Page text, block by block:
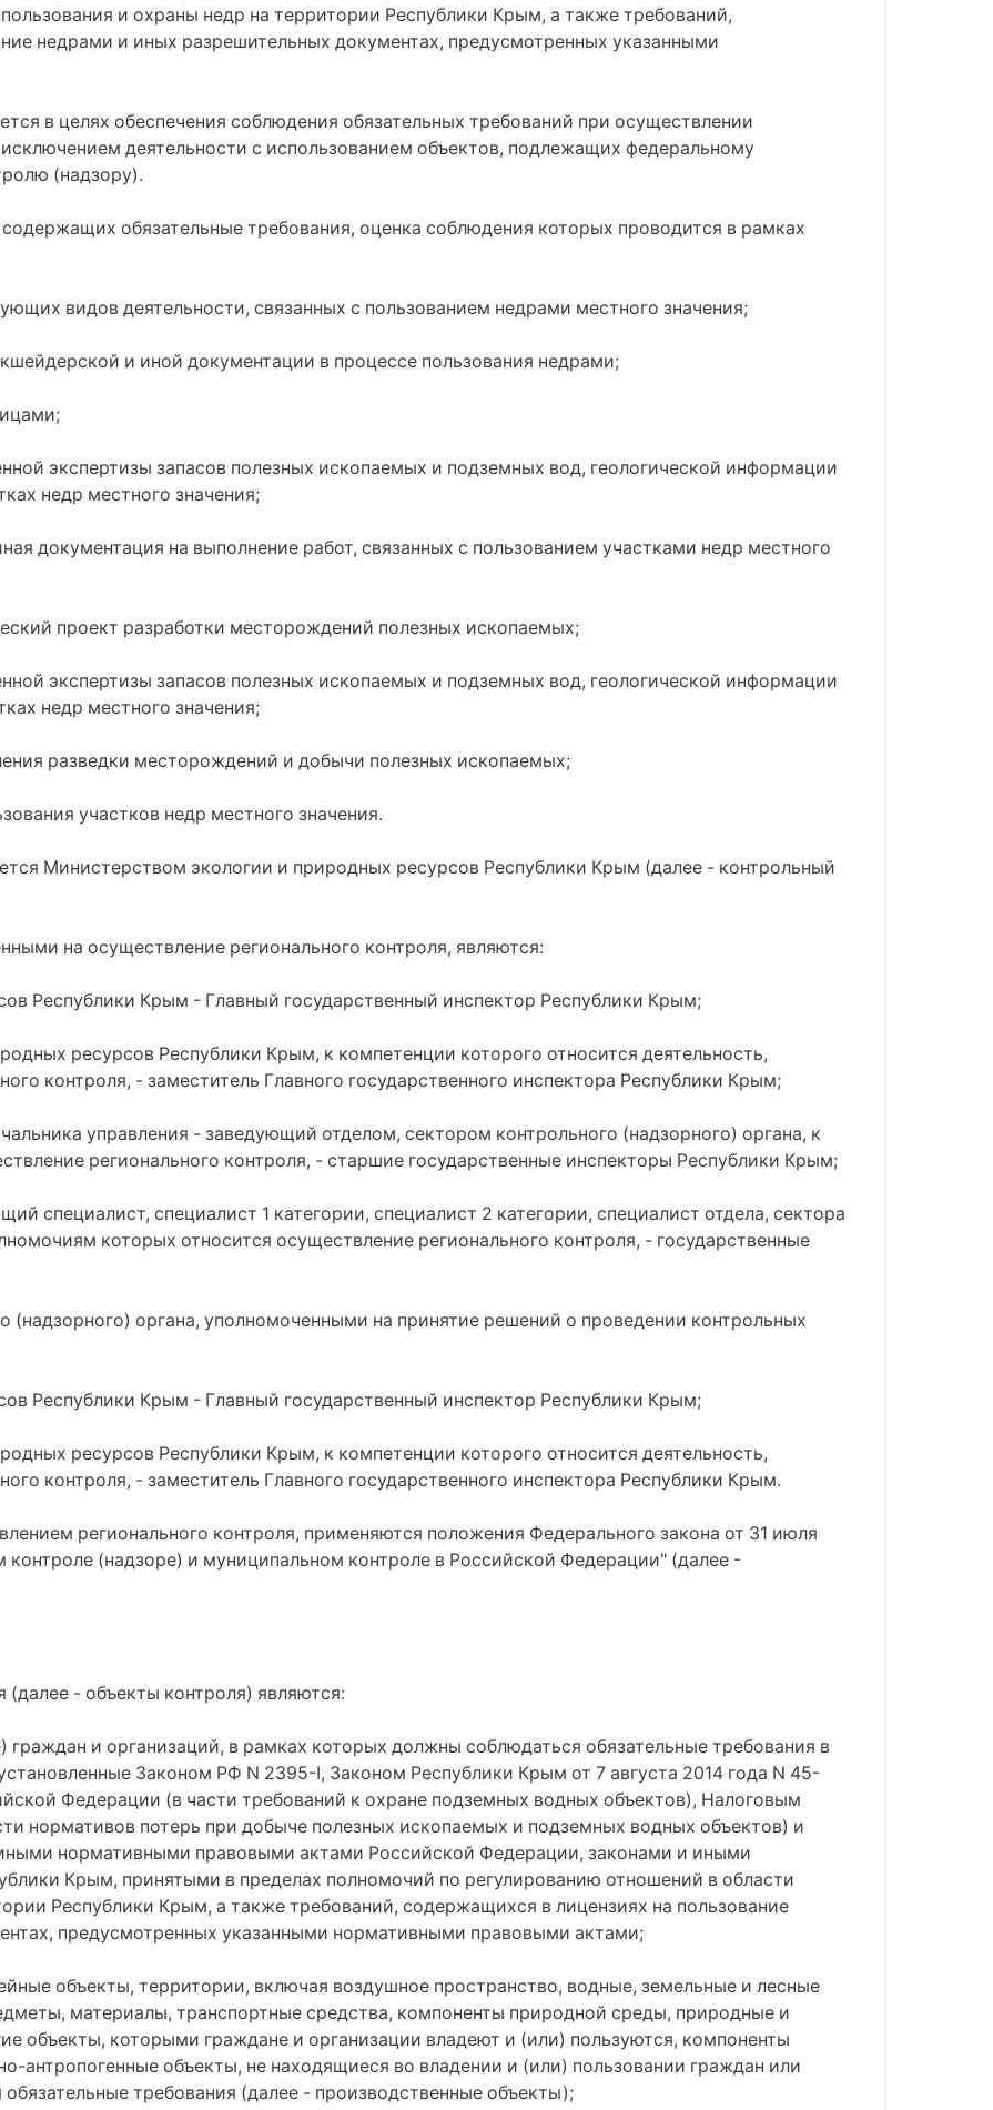
и охраны недр на территории Республики Крым, а также требований,
недрами и иных разрешительных документах, предусмотренных указанными
в целях обеспечения соблюдения обязательных требований при осуществлении
деятельности с использованием объектов, подлежащих федеральному
(надзору).
обязательные требования, оценка соблюдения которых проводится в рамках
видов деятельности, связанных с пользованием недрами местного значения;
и иной документации в процессе пользования недрами;
экспертизы запасов полезных ископаемых и подземных вод, геологической информации
недр местного значения;
документация на выполнение работ, связанных с пользованием участками недр местного
проект разработки месторождений полезных ископаемых;
экспертизы запасов полезных ископаемых и подземных вод, геологической информации
недр местного значения;
разведки месторождений и добычи полезных ископаемых;
участков недр местного значения.
Министерством экологии и природных ресурсов Республики Крым (далее - контрольный
на осуществление регионального контроля, являются:
Республики Крым - Главный государственный инспектор Республики Крым;
ресурсов Республики Крым, к компетенции которого относится деятельность,
контроля, - заместитель Главного государственного инспектора Республики Крым;
управления - заведующий отделом, сектором контрольного (надзорного) органа, к
регионального контроля, - старшие государственные инспекторы Республики Крым;
специалист, специалист 1 категории, специалист 2 категории, специалист отдела, сектора
которых относится осуществление регионального контроля, - государственные
(надзорного) органа, уполномоченными на принятие решений о проведении контрольных
Республики Крым - Главный государственный инспектор Республики Крым;
ресурсов Республики Крым, к компетенции которого относится деятельность,
контроля, - заместитель Главного государственного инспектора Республики Крым.
регионального контроля, применяются положения Федерального закона от 31 июля
(надзоре) и муниципальном контроле в Российской Федерации" (далее -
(далее - объекты контроля) являются:
граждан и организаций, в рамках которых должны соблюдаться обязательные требования в
Законом РФ N 2395-I, Законом Республики Крым от 7 августа 2014 года N 45-
Федерации (в части требований к охране подземных водных объектов), Налоговым
нормативов потерь при добыче полезных ископаемых и подземных водных объектов) и
нормативными правовыми актами Российской Федерации, законами и иными
Крым, принятыми в пределах полномочий по регулированию отношений в области
Республики Крым, а также требований, содержащихся в лицензиях на пользование
предусмотренных указанными нормативными правовыми актами;
объекты, территории, включая воздушное пространство, водные, земельные и лесные
материалы, транспортные средства, компоненты природной среды, природные и
объекты, которыми граждане и организации владеют и (или) пользуются, компоненты
антропогенные объекты, не находящиеся во владении и (или) пользовании граждан или
требования (далее - производственные объекты);